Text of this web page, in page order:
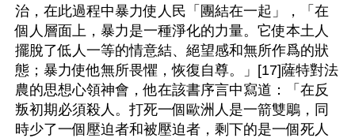
治，在此過程中暴力使人民「團結在一起」，「在
個人層面上，暴力是一種淨化的力量。它使本土人
擺脫了低人一等的情意結、絕望感和無所作爲的狀
態；暴力使他無所畏懼，恢復自尊。」[17]薩特對法
農的思想心領神會，他在該書序言中寫道：「在反
叛初期必須殺人。打死一個歐洲人是一箭雙鵰，同
時少了一個壓迫者和被壓迫者，剩下的是一個死人